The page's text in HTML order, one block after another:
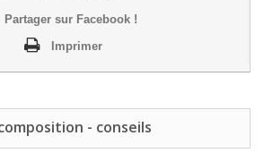
Partager sur Facebook !
Imprimer
- conseils